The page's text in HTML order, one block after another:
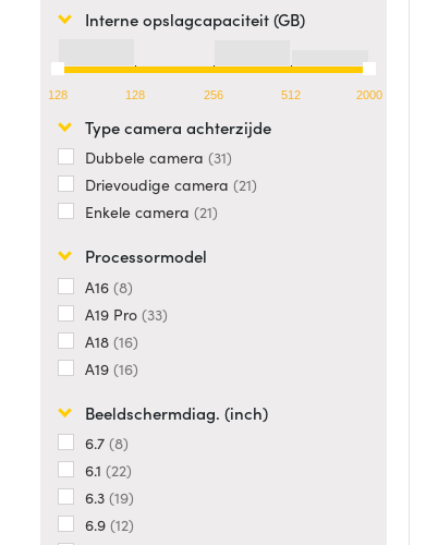
Interne opslagcapaciteit (GB)
128 128 256 512 2000
Type camera achterzijde
Dubbele camera 31
Drievoudige camera 21
Enkele camera 21
Processormodel
A16 8
A19 Pro 33
A18 16
A19 16
Beeldschermdiag. (inch)
6.7 8
6.1 22
6.3 19
6.9 12